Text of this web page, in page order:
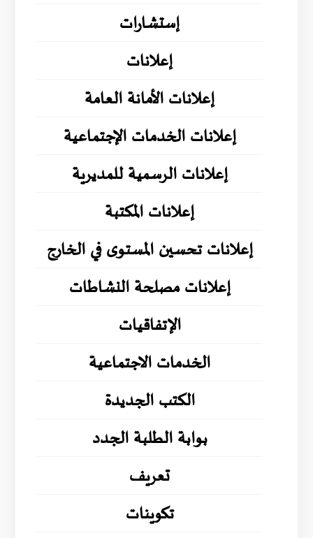
إستشارات
إعلانات
إعلانات الأمانة العامة
إعلانات الخدمات الإجتماعية
إعلانات الرسمية للمديرية
إعلانات المكتبة
إعلانات تحسين المستوى في الخارج
إعلانات مصلحة النشاطات
الإتفاقيات
الخدمات الاجتماعية
الكتب الجديدة
بوابة الطلبة الجدد
تعريف
تكوينات